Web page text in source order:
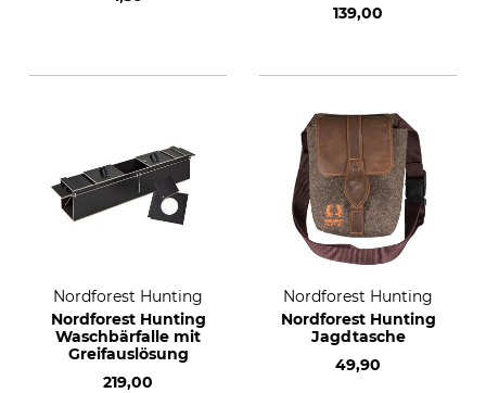
139,00
Nordforest Hunting
Nordforest Hunting
Waschbärfalle mit
Greifauslösung
219,00
Nordforest Hunting
Nordforest Hunting
Jagdtasche
49,90